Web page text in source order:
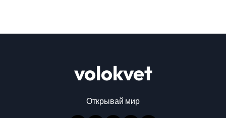
volokvet
Открывай мир